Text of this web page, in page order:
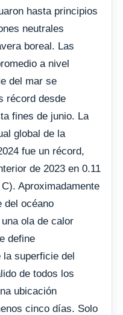
hasta principios
neutrales
boreal. Las
a nivel
del mar se
récord desde
fines de junio. La
global de la
fue un récord,
de 2023 en 0.11
Aproximadamente
del océano
ola de calor
define
la superficie del
de todos los
ubicación
cinco días. Solo